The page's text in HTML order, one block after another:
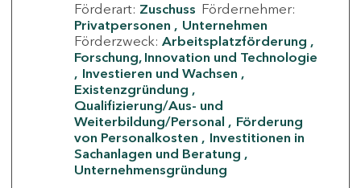
Förderart: Zuschuss Fördernehmer:
Privatpersonen
Unternehmen
Förderzweck: Arbeitsplatzförderung
Forschung, Innovation und Technologie
Investieren und Wachsen
Existenzgründung
Qualifizierung/Aus- und
Weiterbildung/Personal
Förderung
von Personalkosten
Investitionen in
Sachanlagen und Beratung
Unternehmensgründung